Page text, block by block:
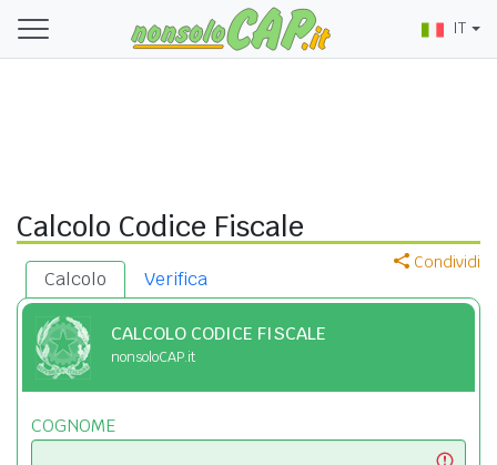
IT
Calcolo Codice Fiscale
Condividi
Calcolo Verifica
CALCOLO CODICE FISCALE
nonsoloCAP.it
COGNOME